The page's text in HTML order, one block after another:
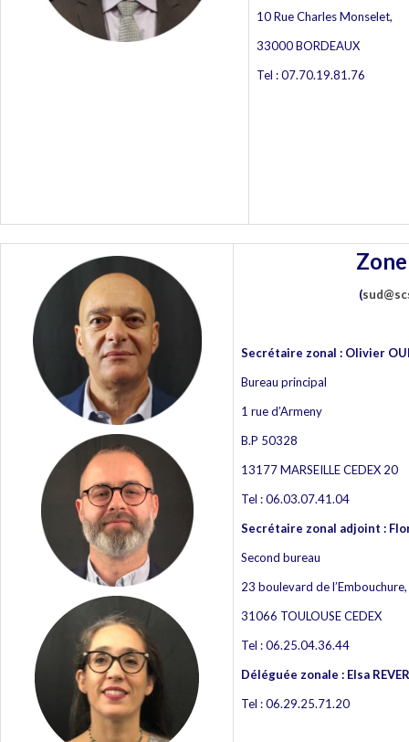
10 Rue Charles Monselet,
33000 BORDEAUX
Tel : 07.70.19.81.76
(
Secrétaire zonal : Olivier
Bureau principal
1 rue d’Armeny
B.P 50328
13177 MARSEILLE CEDEX 20
Tel : 06.03.07.41.04
Secrétaire zonal adjoint :
Second bureau
23 boulevard de l’Embouchure,
31066 TOULOUSE CEDEX
Tel : 06.25.04.36.44
Déléguée zonale : Elsa
Tel : 06.29.25.71.20